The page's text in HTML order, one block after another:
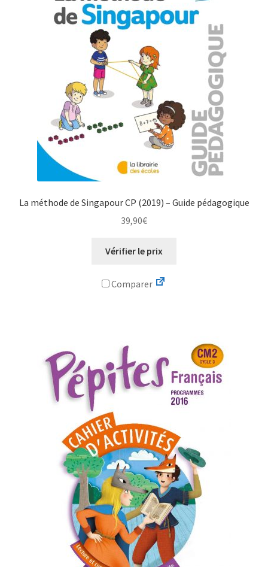
La méthode de Singapour CP (2019) – Guide pédagogique
39,90€
Vérifier le prix
Comparer